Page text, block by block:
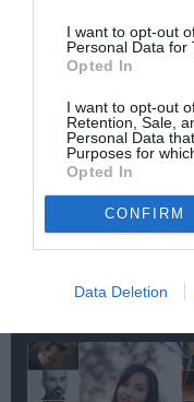
I want to opt-out
Personal Data for
Opted In
I want to opt-out
Retention, Sale,
Personal Data
Purposes for
Opted In
CONFIRM
Data Deletion
9ο Φεστιβάλ
Ντοκιμαντέρ
Καρύστου –
όπου κι αν πάω